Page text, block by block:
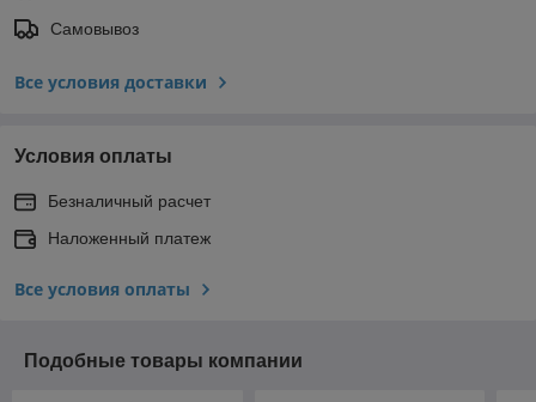
Самовывоз
Все условия доставки
Условия оплаты
Безналичный расчет
Наложенный платеж
Все условия оплаты
Подобные товары компании